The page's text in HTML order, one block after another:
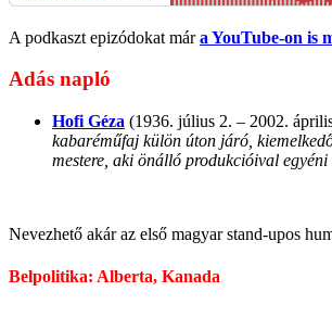
A podkaszt epizódokat mára YouTube-on is
Adás napló
Hofi Géza (1936. július 2. – 2002.
kabaréműfaj külön úton járó,
mestere, aki önálló produkcióival egyéni
Nevezhető akár az első magyar stand-upos
Belpolitika: Alberta, Kanada